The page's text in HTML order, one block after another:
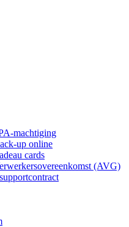
machtiging
up online
cards
(AVG)